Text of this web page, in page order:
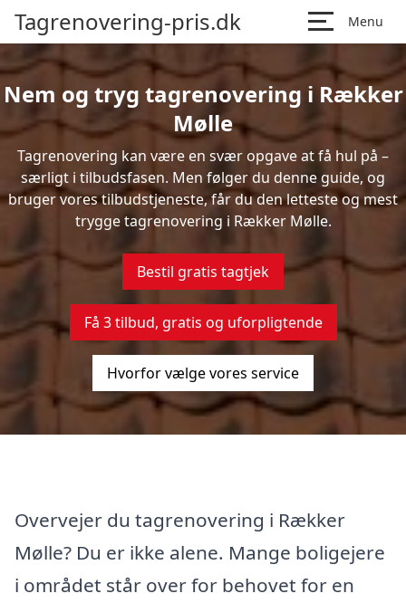
Tagrenovering-pris.dk Menu
Nem og tryg tagrenovering i Rækker
Mølle
Tagrenovering kan være en svær opgave at få hul på –
særligt i tilbudsfasen. Men følger du denne guide, og
bruger vores tilbudstjeneste, får du den letteste og mest
trygge tagrenovering i Rækker Mølle.
Bestil gratis tagtjek
Få 3 tilbud, gratis og uforpligtende
Hvorfor vælge vores service
Overvejer du tagrenovering i Rækker
Mølle? Du er ikke alene. Mange boligejere
i området står over for behovet for en